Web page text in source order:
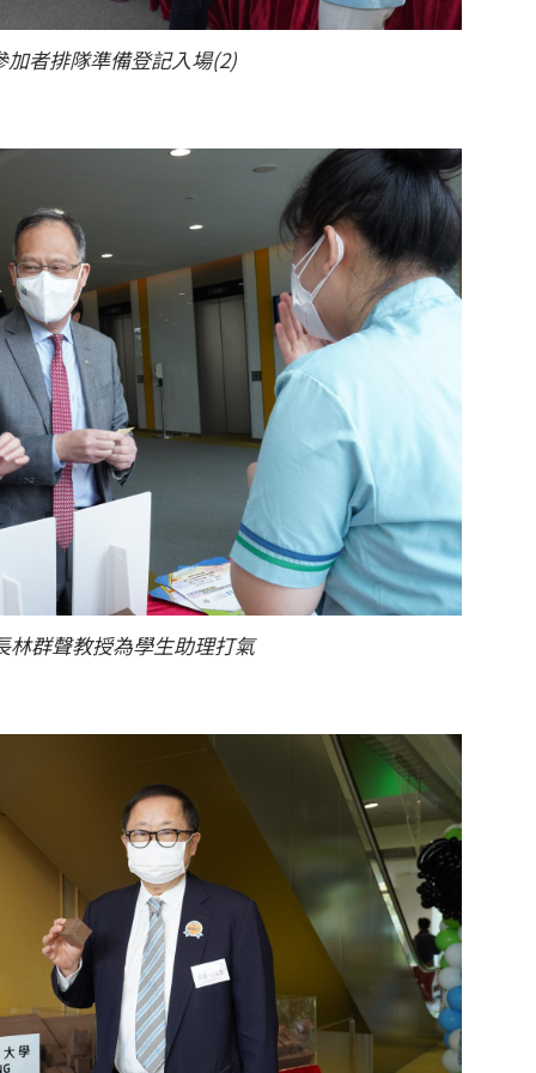
加者排隊準備登記入場(2)
林群聲教授為學生助理打氣